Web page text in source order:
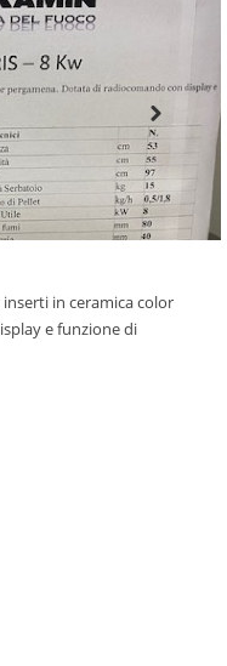
in ceramica color
e funzione di